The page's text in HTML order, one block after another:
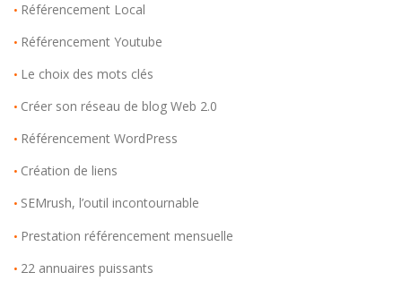
• Référencement Local
• Référencement Youtube
• Le choix des mots clés
• Créer son réseau de blog Web 2.0
• Référencement WordPress
• Création de liens
• SEMrush, l’outil incontournable
• Prestation référencement mensuelle
• 22 annuaires puissants